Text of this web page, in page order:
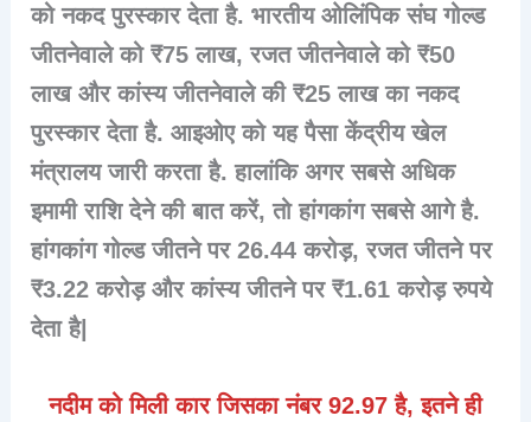
को नकद पुरस्कार देता है. भारतीय ओलिंपिक संघ गोल्ड
जीतनेवाले को ₹75 लाख, रजत जीतनेवाले को ₹50
लाख और कांस्य जीतनेवाले की ₹25 लाख का नकद
पुरस्कार देता है. आइओए को यह पैसा केंद्रीय खेल
मंत्रालय जारी करता है. हालांकि अगर सबसे अधिक
इमामी राशि देने की बात करें, तो हांगकांग सबसे आगे है.
हांगकांग गोल्ड जीतने पर 26.44 करोड़, रजत जीतने पर
₹3.22 करोड़ और कांस्य जीतने पर ₹1.61 करोड़ रुपये
देता है|
नदीम को मिली कार जिसका नंबर 92.97 है, इतने ही